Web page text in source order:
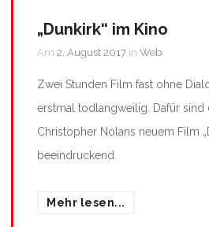
„Dunkirk“ im Kino
Am 2. August 2017 in Web
Zwei Stunden Film fast ohne
erstmal todlangweilig. Dafür sind
Christopher Nolans neuem Film
beeindruckend.
Mehr lesen...